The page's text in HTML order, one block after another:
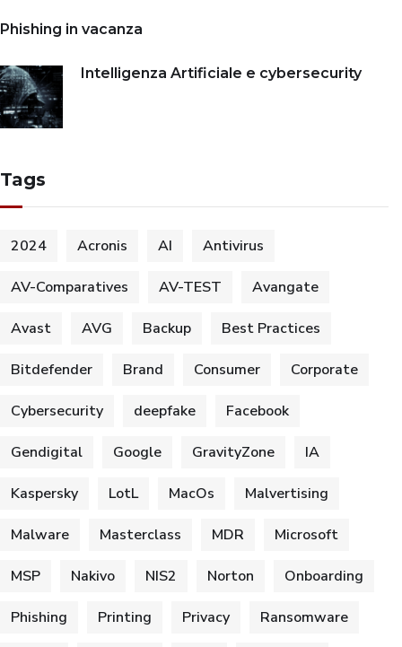
Phishing in vacanza
Intelligenza Artificiale e cybersecurity
Tags
2024 Acronis AI Antivirus
AV-Comparatives AV-TEST Avangate
Avast AVG Backup Best Practices
Bitdefender Brand Consumer Corporate
Cybersecurity deepfake Facebook
Gendigital Google GravityZone IA
Kaspersky LotL MacOs Malvertising
Malware Masterclass MDR Microsoft
MSP Nakivo NIS2 Norton Onboarding
Phishing Printing Privacy Ransomware